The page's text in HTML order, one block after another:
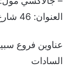
العنوان: 46 شارع الهرم – الجيزة
السادات